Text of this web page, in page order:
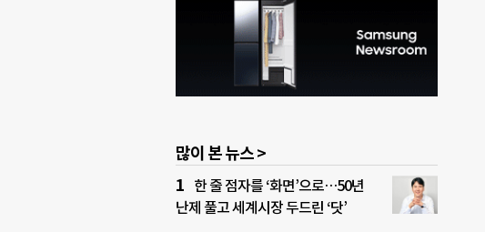
많이 본 뉴스 >
한 줄 점자를 ‘화면’으로…50년
난제 풀고 세계시장 두드린 ‘닷’